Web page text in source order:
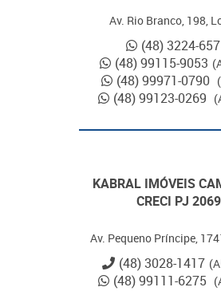
Av. Rio Branco, 198,
(48) 3224-
(48) 99115-9053
(48) 99971-0790
(48) 99123-0269
KABRAL IMÓVEIS
CRECI PJ 2069
Av. Pequeno Príncipe,
(48) 3028-1417
(48) 99111-6275